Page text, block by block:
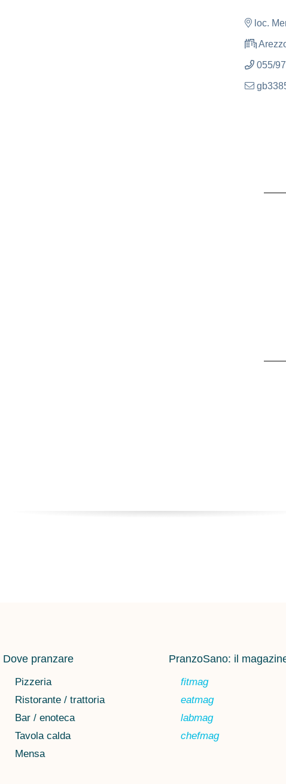
loc.
055/
Dove pranzare
Pizzeria
Ristorante / trattoria
Bar / enoteca
Tavola calda
Mensa
PranzoSano: il
fitmag
eatmag
labmag
chefmag